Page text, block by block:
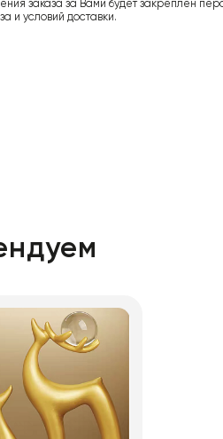
заказа за Вами будет закреплен
и условий доставки.